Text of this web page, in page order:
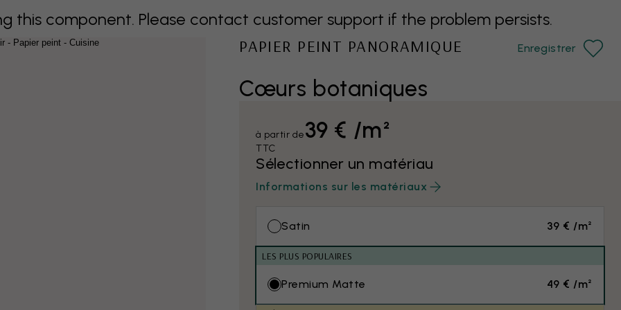
this component. Please contact customer support if the problem persists.
Cœurs botaniques
PAPIER PEINT PANORAMIQUE Enregistrer
à partir de39 € /m²
TTC
Sélectionner un matériau
Informations sur les matériaux
Satin 39 € /m²
LES PLUS POPULAIRES
Premium Matte 49 € /m²